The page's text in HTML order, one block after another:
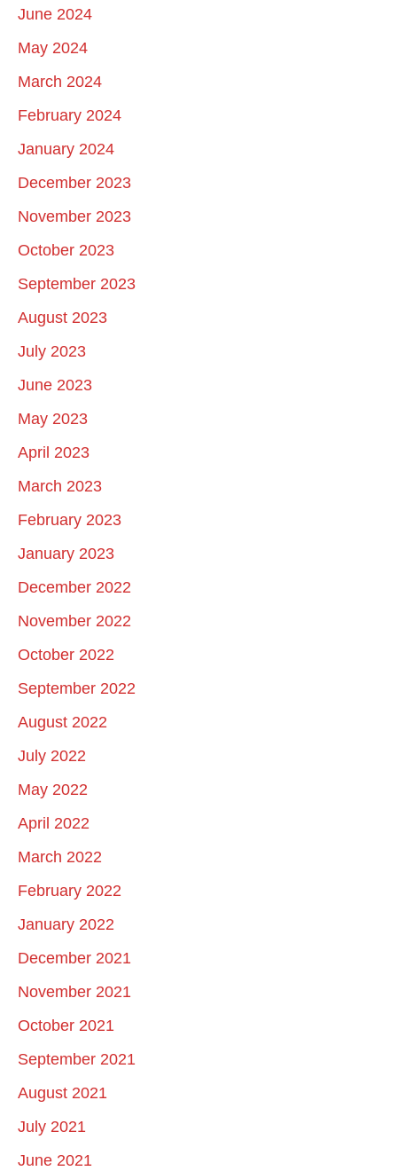
June 2024
May 2024
March 2024
February 2024
January 2024
December 2023
November 2023
October 2023
September 2023
August 2023
July 2023
June 2023
May 2023
April 2023
March 2023
February 2023
January 2023
December 2022
November 2022
October 2022
September 2022
August 2022
July 2022
May 2022
April 2022
March 2022
February 2022
January 2022
December 2021
November 2021
October 2021
September 2021
August 2021
July 2021
June 2021